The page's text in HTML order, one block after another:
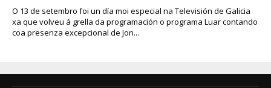
O 13 de setembro foi un día moi especial na Televisión de Galicia
xa que volveu á grella da programación o programa Luar contando
coa presenza excepcional de Jon...